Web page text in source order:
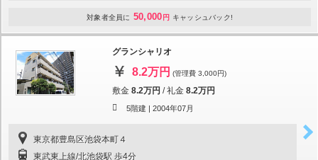
対象者全員に 50,000 円 キャッシュバック!
グランシャリオ
8.2万円 (管理費 3,000円)
敷金 8.2万円 /礼金 8.2万円
5階建 | 2004年07月
東京都豊島区池袋本町４
東武東上線/北池袋駅 歩4分